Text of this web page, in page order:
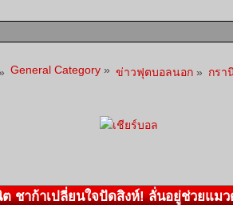
General Category » ข่าวฟุตบอลนอก » กรา
ชาก้าเปลี่ยนใจปัดสิงห์! ลั่นอยู่ช่วยแม